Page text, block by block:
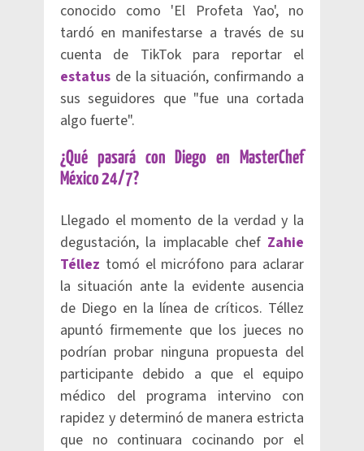
conocido como 'El Profeta Yao', no
tardó en manifestarse a través de su
cuenta de TikTok para reportar el
estatus de la situación, confirmando a
sus seguidores que "fue una cortada
algo fuerte".
¿Qué pasará con Diego en MasterChef
México 24/7?
Llegado el momento de la verdad y la
degustación, la implacable chef Zahie
Téllez tomó el micrófono para aclarar
la situación ante la evidente ausencia
de Diego en la línea de críticos. Téllez
apuntó firmemente que los jueces no
podrían probar ninguna propuesta del
participante debido a que el equipo
médico del programa intervino con
rapidez y determinó de manera estricta
que no continuara cocinando por el